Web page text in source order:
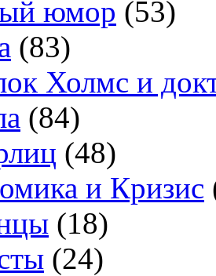
юмор (53)
(83)
Холмс и
(84)
(48)
и Кризис
(18)
(24)